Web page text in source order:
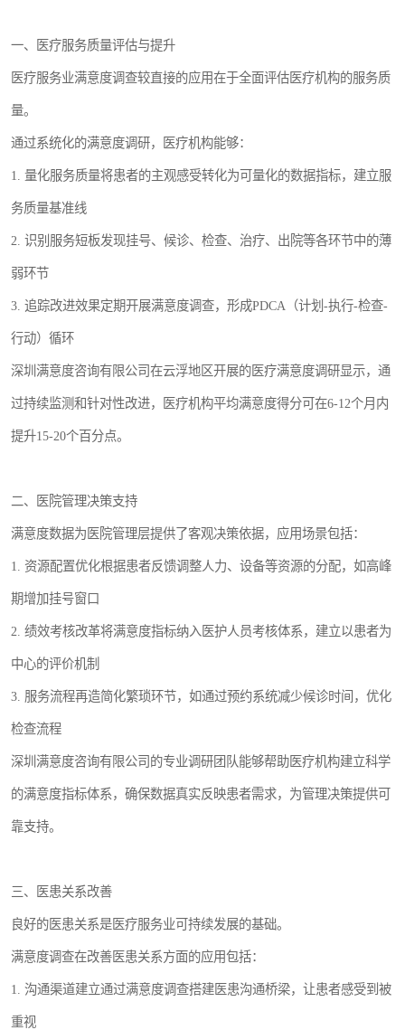
一、医疗服务质量评估与提升
医疗服务业满意度调查较直接的应用在于全面评估医疗机构的服务质
量。
通过系统化的满意度调研，医疗机构能够：
1. 量化服务质量将患者的主观感受转化为可量化的数据指标，建立服
务质量基准线
2. 识别服务短板发现挂号、候诊、检查、治疗、出院等各环节中的薄
弱环节
3. 追踪改进效果定期开展满意度调查，形成PDCA（计划-执行-检查-
行动）循环
深圳满意度咨询有限公司在云浮地区开展的医疗满意度调研显示，通
过持续监测和针对性改进，医疗机构平均满意度得分可在6-12个月内
提升15-20个百分点。
二、医院管理决策支持
满意度数据为医院管理层提供了客观决策依据，应用场景包括：
1. 资源配置优化根据患者反馈调整人力、设备等资源的分配，如高峰
期增加挂号窗口
2. 绩效考核改革将满意度指标纳入医护人员考核体系，建立以患者为
中心的评价机制
3. 服务流程再造简化繁琐环节，如通过预约系统减少候诊时间，优化
检查流程
深圳满意度咨询有限公司的专业调研团队能够帮助医疗机构建立科学
的满意度指标体系，确保数据真实反映患者需求，为管理决策提供可
靠支持。
三、医患关系改善
良好的医患关系是医疗服务业可持续发展的基础。
满意度调查在改善医患关系方面的应用包括：
1. 沟通渠道建立通过满意度调查搭建医患沟通桥梁，让患者感受到被
重视